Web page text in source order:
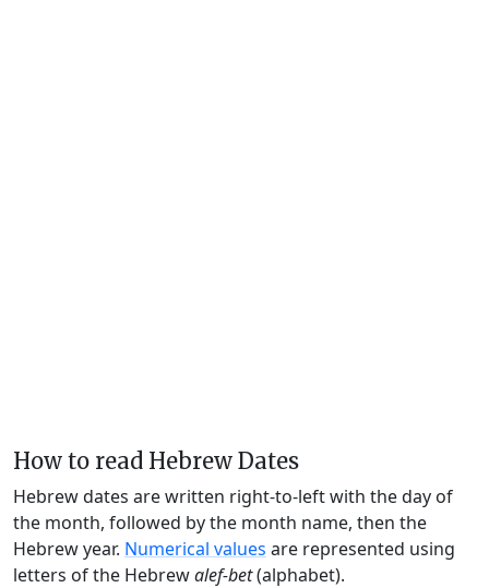
How to read Hebrew Dates
Hebrew dates are written right-to-left with the day of
the month, followed by the month name, then the
Hebrew year. Numerical values are represented using
letters of the Hebrewalef-bet(alphabet).